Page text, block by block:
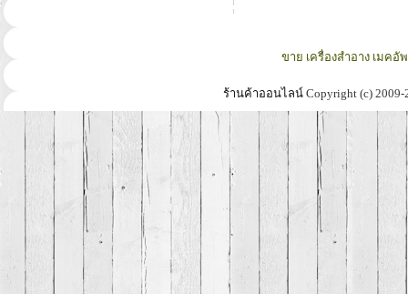
ขาย เครื่องสำอาง เมค
ร้านค้าออนไลน์Copyright (c)